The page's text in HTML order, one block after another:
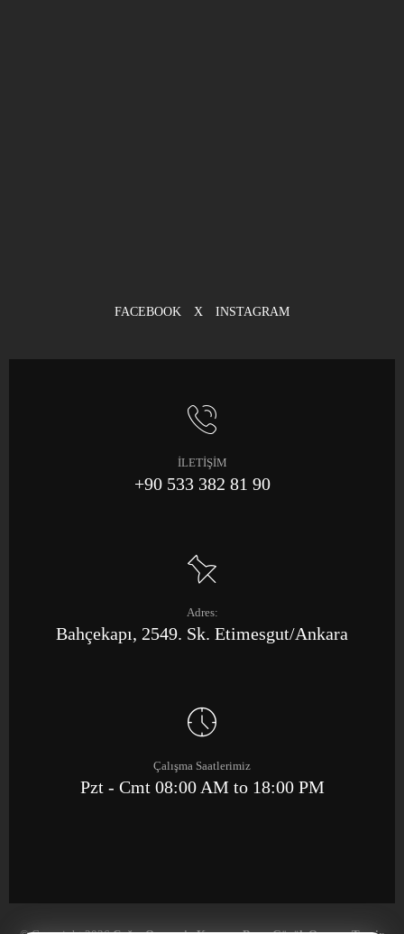
FACEBOOK X INSTAGRAM
İLETİŞİM
+90 533 382 81 90
Adres:
Bahçekapı, 2549. Sk. Etimesgut/Ankara
Çalışma Saatlerimiz
Pzt - Cmt 08:00 AM to 18:00 PM